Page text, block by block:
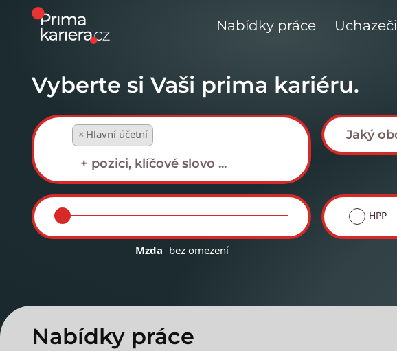
Nabídky práce Uchazeči
Vyberte si Vaši prima kariéru.
× Hlavní účetní
Mzda bez omezení
HPP
Nabídky práce